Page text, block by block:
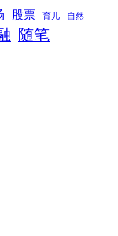
股票 育儿 自然
随笔